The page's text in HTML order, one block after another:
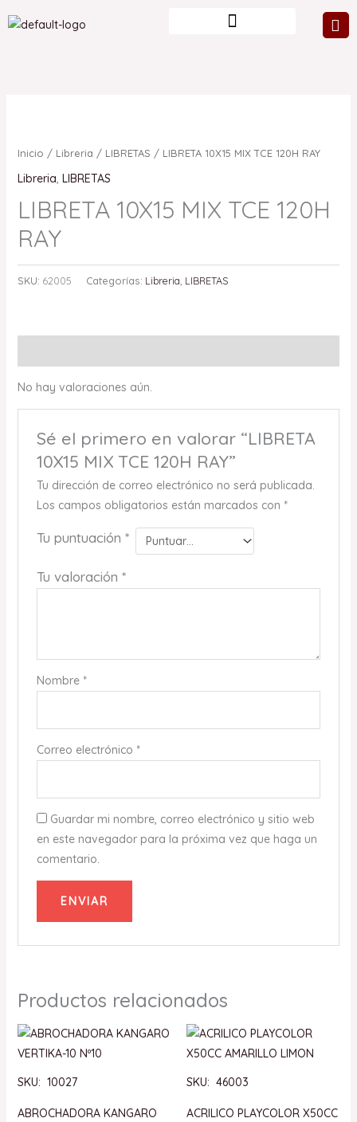
al
Inicio / Libreria / LIBRETAS / LIBRETA 10X15 MIX TCE 120H RAY
Libreria, LIBRETAS
LIBRETA 10X15 MIX TCE 120H
RAY
SKU: 62005 Categorías: Libreria LIBRETAS
No hay valoraciones aún.
Sé el primero en valorar “LIBRETA
10X15 MIX TCE 120H RAY”
Tu dirección de correo electrónico no será publicada.
Los campos obligatorios están marcados con *
Tu puntuación *
Tu valoración *
Nombre *
Correo electrónico *
Guardar mi nombre, correo electrónico y sitio web
en este navegador para la próxima vez que haga un
comentario.
Productos relacionados
SKU: 10027
ABROCHADORA KANGARO
SKU: 46003
ACRILICO PLAYCOLOR X50CC